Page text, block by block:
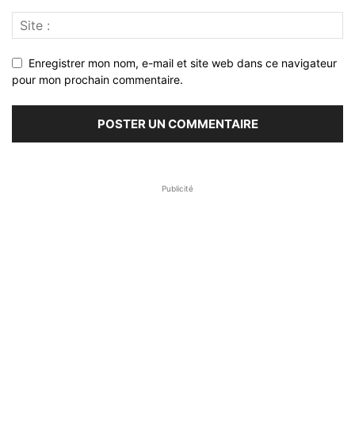
Enregistrer mon nom, e-mail et site web dans ce navigateur
pour mon prochain commentaire.
Publicité